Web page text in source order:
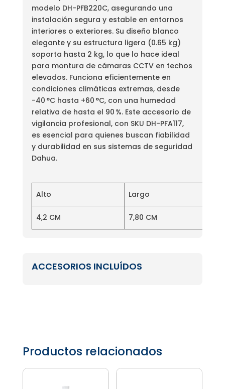
modelo DH-PFB220C, asegurando una
instalación segura y estable en entornos
interiores o exteriores. Su diseño blanco
elegante y su estructura ligera (0.65 kg)
soporta hasta 2 kg, lo que lo hace ideal
para montura de cámaras CCTV en techos
elevados. Funciona eficientemente en
condiciones climáticas extremas, desde
-40 °C hasta +60 °C, con una humedad
relativa de hasta el 90 %. Este accesorio de
vigilancia profesional, con SKU DH-PFA117,
es esencial para quienes buscan fiabilidad
y durabilidad en sus sistemas de seguridad
Dahua.
Alto Largo
4,2 CM 7,80 CM
ACCESORIOS INCLUÍDOS
Productos relacionados